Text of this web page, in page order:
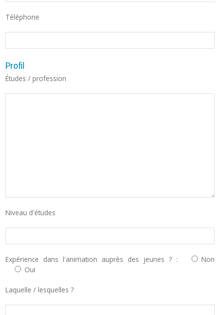
Téléphone
Profil
Études / profession
Niveau d'études
Expérience dans l'animation auprès des jeunes ? :
Non
Oui
Laquelle / lesquelles ?